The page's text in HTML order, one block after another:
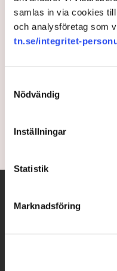
samlas in via cookies
och analysföretag som
tn.se/integritet-
Nödvändig
Inställningar
Statistik
Marknadsföring
ECB-topp:
räntan
säger Europeiska
2 years ago | Av: TT